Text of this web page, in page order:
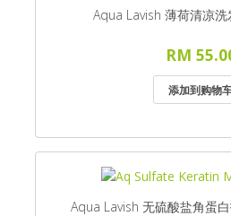
Aqua Lavish 薄荷清凉洗
RM
Aqua Lavish 无硫酸盐角蛋